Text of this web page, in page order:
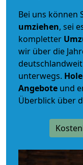
Bei uns können
umziehen, sei
kompletter
wir über die
unterwegs.
Angebote und
Überblick über